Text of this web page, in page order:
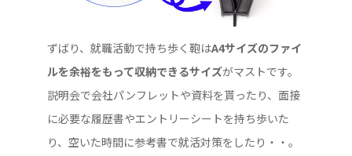
ずばり、就職活動で持ち歩く鞄はA4サイズのファイ
ルを余裕をもって収納できるサイズがマストです。
説明会で会社パンフレットや資料を貰ったり、面接
に必要な履歴書やエントリーシートを持ち歩いた
り、空いた時間に参考書で就活対策をしたり・・。